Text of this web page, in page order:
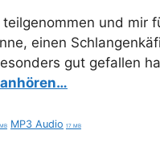
und mir
einen
gut gefallen
MP3 Audio 17 MB